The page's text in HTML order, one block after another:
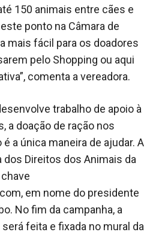
150 animais entre cães e
ponto na Câmara de
mais fácil para os doadores
pelo Shopping ou aqui
comenta a vereadora.
trabalho de apoio à
a doação de ração nos
a única maneira de ajudar. A
Direitos dos Animais da
, em nome do presidente
No fim da campanha, a
feita e fixada no mural da